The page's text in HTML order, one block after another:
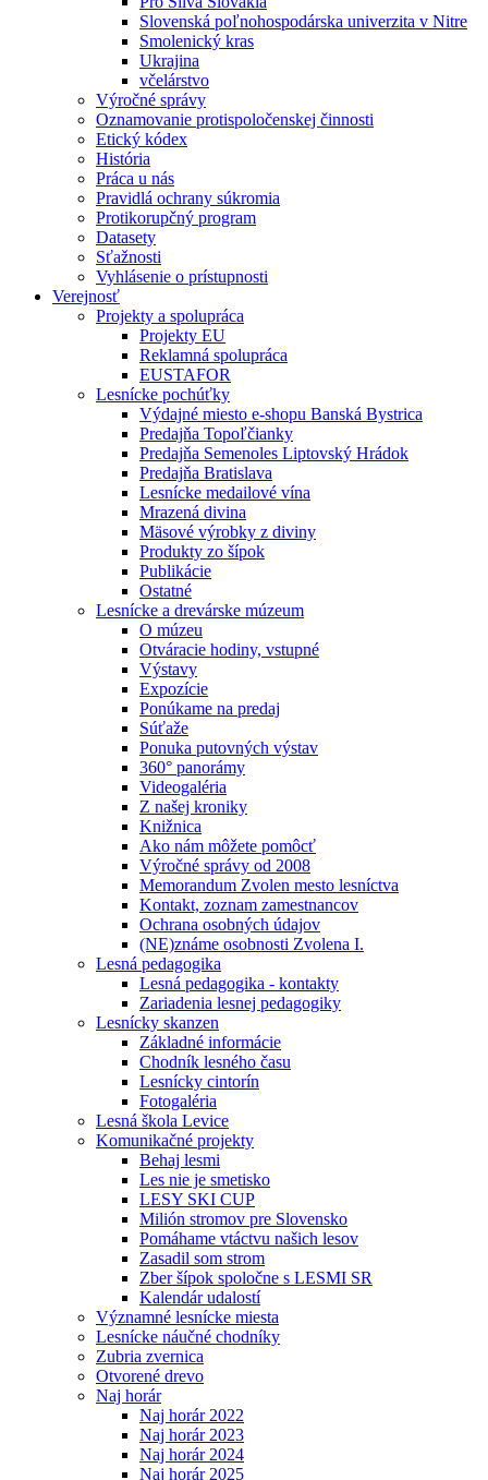
Slovenská poľnohospodárska univerzita v Nitre
Smolenický kras
Ukrajina
včelárstvo
Výročné správy
Oznamovanie protispoločenskej činnosti
Etický kódex
História
Práca u nás
Pravidlá ochrany súkromia
Protikorupčný program
Datasety
Sťažnosti
Vyhlásenie o prístupnosti
Verejnosť
Projekty a spolupráca
Projekty EU
Reklamná spolupráca
EUSTAFOR
Lesnícke pochúťky
Výdajné miesto e-shopu Banská Bystrica
Predajňa Topoľčianky
Predajňa Semenoles Liptovský Hrádok
Predajňa Bratislava
Lesnícke medailové vína
Mrazená divina
Mäsové výrobky z diviny
Produkty zo šípok
Publikácie
Ostatné
Lesnícke a drevárske múzeum
O múzeu
Otváracie hodiny, vstupné
Výstavy
Expozície
Ponúkame na predaj
Súťaže
Ponuka putovných výstav
360° panorámy
Videogaléria
Z našej kroniky
Knižnica
Ako nám môžete pomôcť
Výročné správy od 2008
Memorandum Zvolen mesto lesníctva
Kontakt, zoznam zamestnancov
Ochrana osobných údajov
(NE)známe osobnosti Zvolena I.
Lesná pedagogika
Lesná pedagogika - kontakty
Zariadenia lesnej pedagogiky
Lesnícky skanzen
Základné informácie
Chodník lesného času
Lesnícky cintorín
Fotogaléria
Lesná škola Levice
Komunikačné projekty
Behaj lesmi
Les nie je smetisko
LESY SKI CUP
Milión stromov pre Slovensko
Pomáhame vtáctvu našich lesov
Zasadil som strom
Zber šípok spoločne s LESMI SR
Kalendár udalostí
Významné lesnícke miesta
Lesnícke náučné chodníky
Zubria zvernica
Otvorené drevo
Naj horár
Naj horár 2022
Naj horár 2023
Naj horár 2024
Naj horár 2025